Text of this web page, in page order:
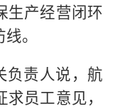
生产经营闭环
。
负责人说，航
员工意见，